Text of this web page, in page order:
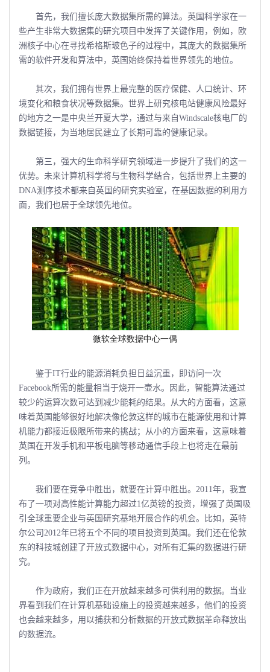
首先，我们擅长庞大数据集所需的算法。英国科学家在一
些产生非常大数据集的研究项目中发挥了关键作用，例如，欧
洲核子中心在寻找希格斯玻色子的过程中，其庞大的数据集所
需的软件开发和算法中，英国始终保持着世界领先的地位。
其次，我们拥有世界上最完整的医疗保健、人口统计、环
境变化和粮食状况等数据集。世界上研究核电站健康风险最好
的地方之一是中央兰开夏大学，通过与来自Windscale核电厂的
数据链接，为当地居民建立了长期可靠的健康记录。
第三，强大的生命科学研究领域进一步提升了我们的这一
优势。未来计算机科学将与生物科学结合，包括世界上主要的
DNA测序技术都来自英国的研究实验室，在基因数据的利用方
面，我们也居于全球领先地位。
微软全球数据中心一偶
鉴于IT行业的能源消耗负担日益沉重，即访问一次
Facebook所需的能量相当于烧开一壶水。因此，智能算法通过
较少的运算次数可达到减少能耗的结果。从大的方面看，这意
味着英国能够很好地解决像伦敦这样的城市在能源使用和计算
机能力都接近极限所带来的挑战；从小的方面来看，这意味着
英国在开发手机和平板电脑等移动通信手段上也将走在最前
列。
我们要在竞争中胜出，就要在计算中胜出。2011年，我宣
布了一项对高性能计算能力超过1亿英镑的投资，增强了英国吸
引全球重要企业与英国研究基地开展合作的机会。比如，英特
尔公司2012年已将五个不同的项目投资到英国。我们还在伦敦
东的科技城创建了开放式数据中心，对所有汇集的数据进行研
究。
作为政府，我们正在开放越来越多可供利用的数据。当业
界看到我们在计算机基础设施上的投资越来越多，他们的投资
也会越来越多，用以捕获和分析数据的开放式数据革命释放出
的数据流。